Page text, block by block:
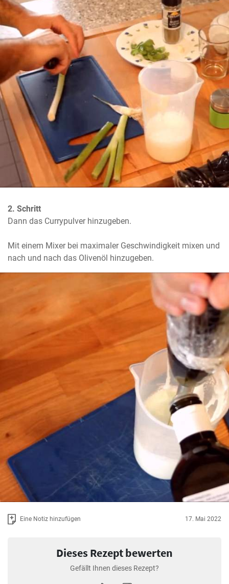
2. Schritt
Dann das Currypulver hinzugeben.
Mit einem Mixer bei maximaler Geschwindigkeit mixen und
nach und nach das Olivenöl hinzugeben.
Eine Notiz hinzufügen 17. Mai 2022
Dieses Rezept bewerten
Gefällt Ihnen dieses Rezept?